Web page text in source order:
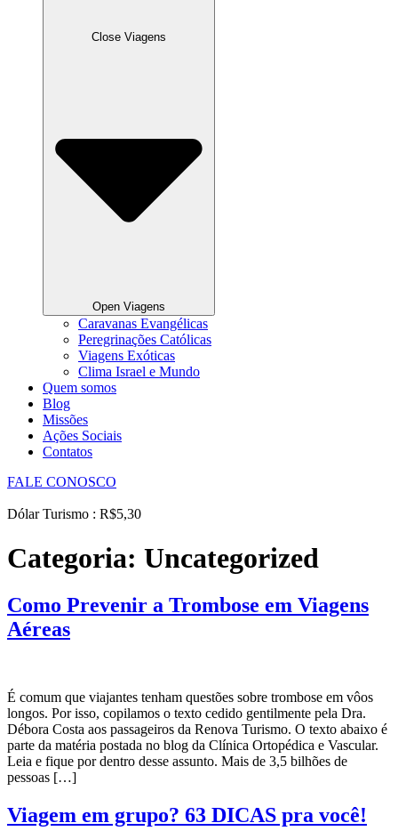
Close Viagens
Open Viagens
Caravanas Evangélicas
Peregrinações Católicas
Viagens Exóticas
Clima Israel e Mundo
Quem somos
Blog
Missões
Ações Sociais
Contatos
FALE CONOSCO
Dólar Turismo : R$5,30
Categoria: Uncategorized
Como Prevenir a Trombose em Viagens
Aéreas
É comum que viajantes tenham questões sobre trombose em vôos
longos. Por isso, copilamos o texto cedido gentilmente pela Dra.
Débora Costa aos passageiros da Renova Turismo. O texto abaixo é
parte da matéria postada no blog da Clínica Ortopédica e Vascular.
Leia e fique por dentro desse assunto. Mais de 3,5 bilhões de
pessoas […]
Viagem em grupo? 63 DICAS pra você!